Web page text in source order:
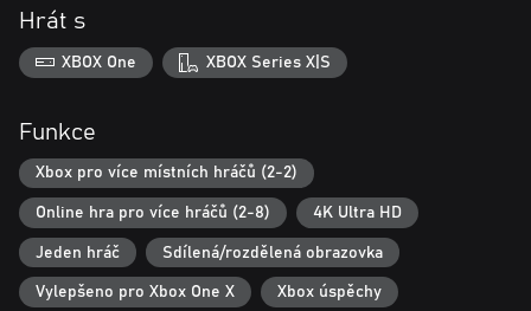
G920
Fanatec
CSL Elite
Hrát s
XBOX One XBOX Series X|S
Funkce
Xbox pro více místních hráčů (2-2)
Online hra pro více hráčů (2-8) 4K Ultra HD
Jeden hráč Sdílená/rozdělená obrazovka
Vylepšeno pro Xbox One X Xbox úspěchy